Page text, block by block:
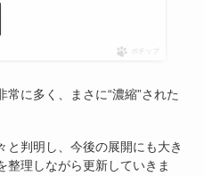
ポチップ
に多く、まさに“濃縮”された
と判明し、今後の展開にも大き
整理しながら更新していきま